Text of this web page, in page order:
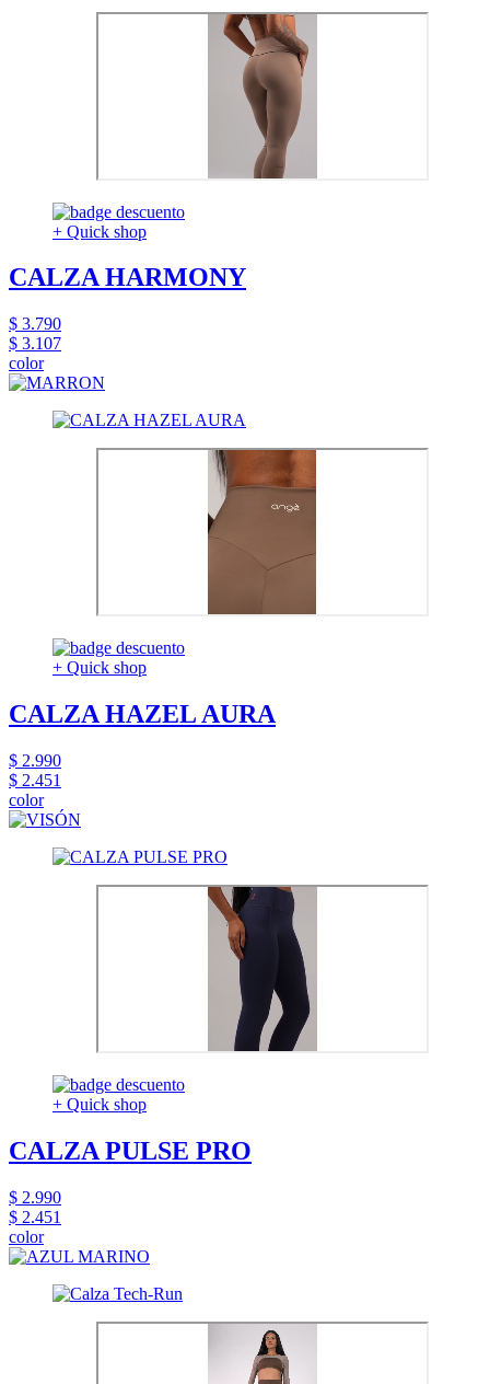
+ Quick shop
CALZA HARMONY
$ 3.790
$ 3.107
color
+ Quick shop
CALZA HAZEL AURA
$ 2.990
$ 2.451
color
+ Quick shop
CALZA PULSE PRO
$ 2.990
$ 2.451
color